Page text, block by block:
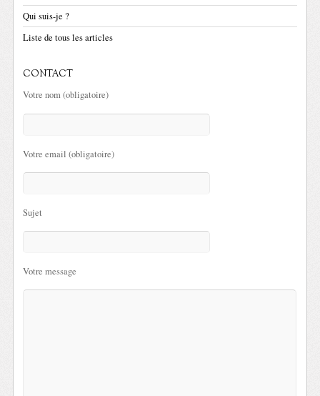
Qui suis-je ?
Liste de tous les articles
CONTACT
Votre nom (obligatoire)
Votre email (obligatoire)
Sujet
Votre message